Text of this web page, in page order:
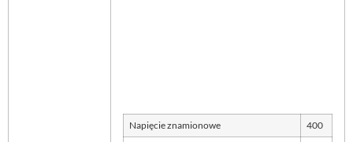
Napięcie znamionowe 400